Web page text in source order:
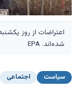
اعتراضات از روز
شده‌اند. EPA
سیاست اجتماعی